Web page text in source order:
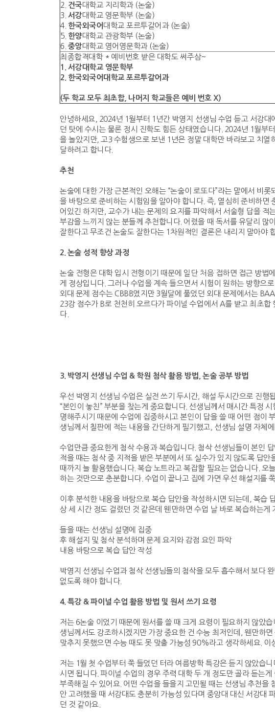
2. 건국대학교 지리학과 (논술)
3. 서강대학교 영문학부 (논술)
4. 한국외국어 대학교 포르투갈어과 (논술)
5. 한양대학교 관광학부 (논술)
6. 중앙대학교 영어영문학과 (논술)
최종합격대학 * 예비번호 받은 대학도 써주삼~
1. 서강대학교 영문학부
2. 한국외국어대학교 포르투갈어과
(두 학교 모두 최초합, 나머지 학교들은 예비 번호 X)
안녕하세요, 2024년 1월부터 1년간 박영지 선생님 수업 듣고 서강
던 탓에 수시는 물론 정시 진학도 힘든 상태였습니다. 2024년 1월부
을 놀았지만, 고3 수험생으로 보낸 1년은 정말 대학만 바라보고 치
달하려고 합니다.
추천
논술에 대한 가장 근본적인 오해는 “논술이 로또다”라는 말에서 비
을 바탕으로 준비하는 시험임을 알아야 합니다. 즉, 열심히 준비하면
어있긴 하지만, 교수가 내는 문제의 요지를 파악해서 서술형 답을 적
부감을 느끼지 않는 분들께 추천합니다. 어렸을 때 독서를 유달리 많
잘한다고 무조건 논술도 잘한다는 1차원적인 결론은 내리지 말아야
2. 논술 성적 향상 과정
논술 전형은 대학 입시 전형이기 때문에 일단 처음 접하면 접근 방법
게 정상입니다. 그러나 수업을 계속 들으면서 시험이 원하는 방향으
외대 문제 점수는 CBBB였지만 3월달에 풀었던 외대 문제에서는
23강 점수가 B로 천천히 오르다가 파이널 수업에서 A를 받고 최초
다.
3. 박영지 선생님 수업 & 학원 첨삭 활용 방법 ,논술 공부 방법
우선 박영지 선생님 수업은 실전 쓰기 두시간, 해설 두시간으로 진행
“본인이 놓친” 부분을 찾는게 중요합니다. 선생님께서 매시간 특정
명해주시기 때문에 수업에 집중하시고 본인이 답을 쓸 때 어떤 점이
생님께서 칠판에 적는 내용을 간단하게 필기했고, 선생님 설명 자체
수업만큼 중요한게 첨삭 수용과 복습입니다. 첨삭 선생님들이 본인
적을 때는 첨삭 중 지적을 받은 부분에서 또 실수가 있지 않도록 답
때까지 늘 활용했습니다. 복습 노트라고 복잡할 필요는 없습니다. 오
하는 것만으로 충분합니다. 수업이 끝나고 집에 가면 우선 해설지를
이후 분석한 내용을 바탕으로 복습 답안을 작성하시면 되는데, 복습
상 세 시간 정도 걸렸던 것 같은데 웬만하면 수업 날 바로 복습하는
들을 때는 선생님 설명에 집중
후 해설지 및 첨삭 분석하며 문제 요지와 감점 요인 파악
내용 바탕으로 복습 답안 작성
박영지 선생님 수업과 첨삭 선생님들의 첨삭을 모두 흡수해서 보다
없도록 해야 합니다.
4. 특강 &파이널 수업 활용 방법 및 원서 쓰기 요령
저는 6논술 이었기 때문에 원서를 쓸 때 크게 요령이 필요하지 않았
생님께서도 강조하시겠지만 가장 중요한 건 수능 최저인데, 웬만하
맞추지 못했으면 수능 때도 못 맞출 가능성 90%라고 생각하세요. 이
저는 1월 첫 수업부터 쭉 들었던 터라 여름방학 특강은 듣지 않았습
시면 됩니다. 파이널 수업의 경우 주력 대학 두 개 정도만 골라 듣는
부족해질 수 있어요. 어떤 수업을 들을지 고민될 때는 선생님 추천
안 고려했을 때 서강대도 충분히 가능성 있다며 중앙대 대신 서강대
던 것 같아요.